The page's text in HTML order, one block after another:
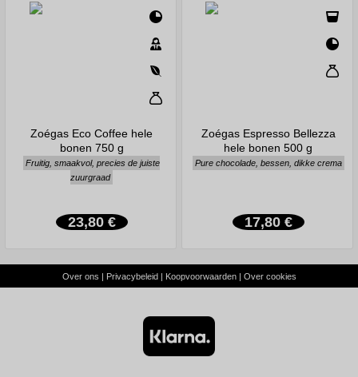
Zoégas Eco Coffee hele
bonen 750 g
Fruitig, smaakvol, precies de juiste
zuurgraad
23,80 €
Zoégas Espresso Bellezza
hele bonen 500 g
Pure chocolade, bessen, dikke crema
17,80 €
Over ons | Privacybeleid| Koopvoorwaarden| Over cookies